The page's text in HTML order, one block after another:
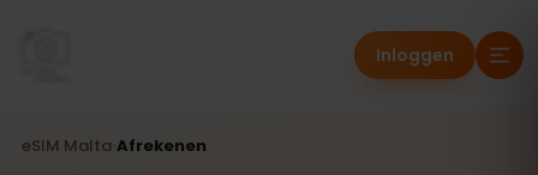
Inloggen
eSIM Malta Afrekenen